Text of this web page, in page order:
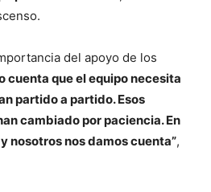
del apoyo de los
cuenta que el equipo necesita
partido a partido. Esos
cambiado por paciencia. En
nosotros nos damos cuenta”,